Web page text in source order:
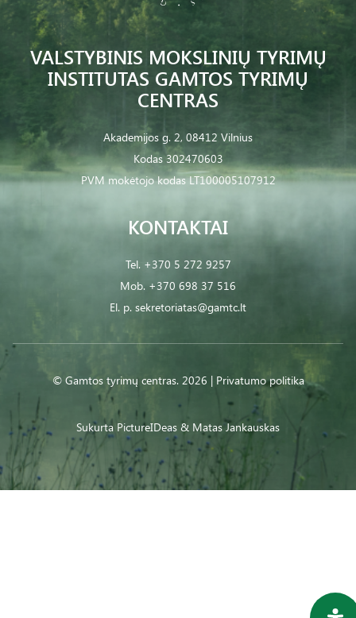
VALSTYBINIS MOKSLINIŲ TYRIMŲ
INSTITUTAS GAMTOS TYRIMŲ
CENTRAS
Akademijos g. 2, 08412 Vilnius
Kodas 302470603
PVM mokėtojo kodas LT100005107912
KONTAKTAI
Tel. +370 5 272 9257
Mob. +370 698 37 516
El. p. sekretoriatas@gamtc.lt
© Gamtos tyrimų centras. 2026 | Privatumo politika
Sukurta PictureIDeas & Matas Jankauskas